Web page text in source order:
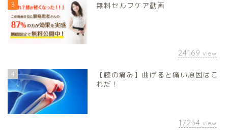
3 無料セルフケア動画
24169 view
4
【膝の痛み】曲げると痛い原因はこ
れだ！
17254 view